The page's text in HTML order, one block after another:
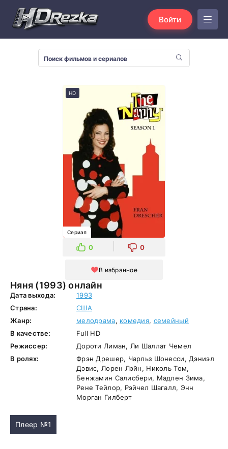
Войти
Няня (1993) онлайн
HD
Сериал
0 0
В избранное
Дата выхода:
1993
Страна:
США
Жанр:
мелодрама, комедия, семейный
В качестве:
Full HD
Режиссер:
Дороти Лиман, Ли Шаллат Чемел
В ролях:
Фрэн Дрешер, Чарльз Шонесси, Дэниэл
Дэвис, Лорен Лэйн, Николь Том,
Бенжамин Салисбери, Мадлен Зима,
Рене Тейлор, Рэйчел Шагалл, Энн
Морган Гилберт
Плеер №1